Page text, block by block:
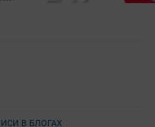
В БЛОГАХ